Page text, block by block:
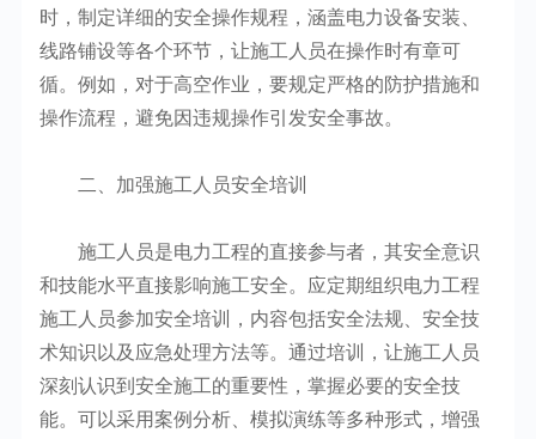
时，制定详细的安全操作规程，涵盖电力设备安装、
线路铺设等各个环节，让施工人员在操作时有章可
循。例如，对于高空作业，要规定严格的防护措施和
操作流程，避免因违规操作引发安全事故。
二、加强施工人员安全培训
施工人员是电力工程的直接参与者，其安全意识
和技能水平直接影响施工安全。应定期组织电力工程
施工人员参加安全培训，内容包括安全法规、安全技
术知识以及应急处理方法等。通过培训，让施工人员
深刻认识到安全施工的重要性，掌握必要的安全技
能。可以采用案例分析、模拟演练等多种形式，增强